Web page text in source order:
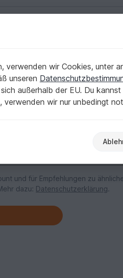
zum nächsten Schritt.
und für Empfehlungen zu
dazu: Datenschutzerklärung.
verwenden wir Cookies, unter
unseren
außerhalb der EU. Du kannst
verwenden wir nur unbedingt